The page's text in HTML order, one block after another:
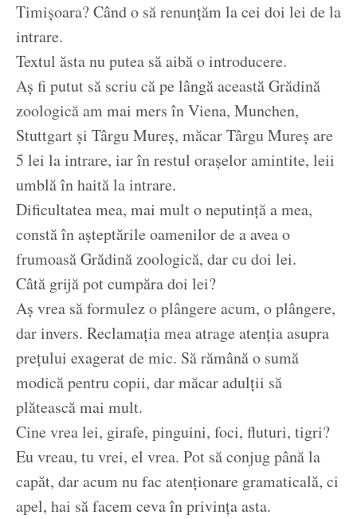
Timișoara? Când o să renunțăm la cei doi lei de la
intrare.
Textul ăsta nu putea să aibă o introducere.
Aș fi putut să scriu că pe lângă această Grădină
zoologică am mai mers în Viena, Munchen,
Stuttgart și Târgu Mureș, măcar Târgu Mureș are
5 lei la intrare, iar în restul orașelor amintite, leii
umblă în haită la intrare.
Dificultatea mea, mai mult o neputință a mea,
constă în așteptările oamenilor de a avea o
frumoasă Grădină zoologică, dar cu doi lei.
Câtă grijă pot cumpăra doi lei?
Aș vrea să formulez o plângere acum, o plângere,
dar invers. Reclamația mea atrage atenția asupra
prețului exagerat de mic. Să rămână o sumă
modică pentru copii, dar măcar adulții să
plătească mai mult.
Cine vrea lei, girafe, pinguini, foci, fluturi, tigri?
Eu vreau, tu vrei, el vrea. Pot să conjug până la
capăt, dar acum nu fac atenționare gramaticală, ci
apel, hai să facem ceva în privința asta.